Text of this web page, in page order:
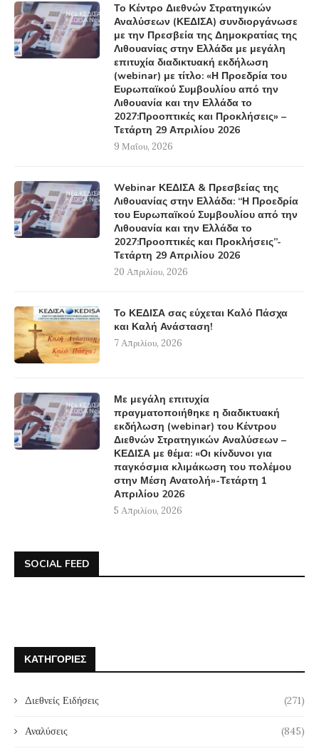
Το Κέντρο Διεθνών Στρατηγικών
Αναλύσεων (ΚΕΔΙΣΑ) συνδιοργάνωσε
με την Πρεσβεία της Δημοκρατίας της
Λιθουανίας στην Ελλάδα με μεγάλη
επιτυχία διαδικτυακή εκδήλωση
(webinar) με τίτλο: «Η Προεδρία του
Ευρωπαϊκού Συμβουλίου από την
Λιθουανία και την Ελλάδα το
2027:Προοπτικές και Προκλήσεις» –
Τετάρτη 29 Απριλίου 2026
9 Μαΐου, 2026
Webinar ΚΕΔΙΣΑ & Πρεσβείας της
Λιθουανίας στην Ελλάδα: “Η Προεδρία
του Ευρωπαϊκού Συμβουλίου από την
Λιθουανία και την Ελλάδα το
2027:Προοπτικές και Προκλήσεις”-
Τετάρτη 29 Απριλίου 2026
20 Απριλίου, 2026
Το ΚΕΔΙΣΑ σας εύχεται Καλό Πάσχα
και Καλή Ανάσταση!
7 Απριλίου, 2026
Με μεγάλη επιτυχία
πραγματοποιήθηκε η διαδικτυακή
εκδήλωση (webinar) του Κέντρου
Διεθνών Στρατηγικών Αναλύσεων –
ΚΕΔΙΣΑ με θέμα: «Οι κίνδυνοι για
παγκόσμια κλιμάκωση του πολέμου
στην Μέση Ανατολή»-Τετάρτη 1
Απριλίου 2026
5 Απριλίου, 2026
SOCIAL FEED
ΚΑΤΗΓΟΡΊΕΣ
Διεθνείς Ειδήσεις (271)
Αναλύσεις (845)